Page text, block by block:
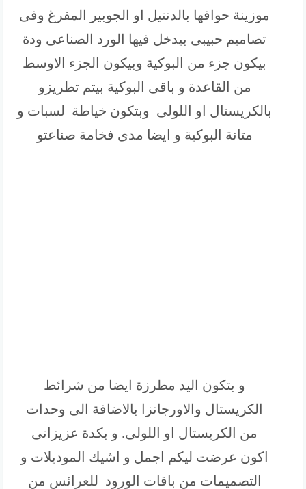
موزينة حوافها بالدنتيل او الجوبير المفرغ وفى
تصاميم حبيبى بيدخل فيها الورد الصناعى ودة
بيكون جزء من البوكية وبيكون الجزء الاوسط
من القاعدة و باقى البوكية بيتم تطريزو
بالكريستال او اللولى وبتكون خياطة لسبات و
متانة البوكية و ايضا مدى فخامة صناعتو
و بتكون اليد مطرزة ايضا من شرائط
الكريستال والاورجانزا بالاضافة الى وحدات
من الكريستال او اللولى. و بكدة عزيزاتى
اكون عرضت ليكم اجمل و اشيك الموديلات و
التصميمات من باقات الورود للعرائس من